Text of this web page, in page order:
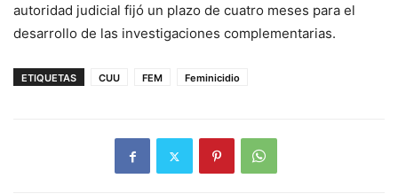
autoridad judicial fijó un plazo de cuatro meses para el
desarrollo de las investigaciones complementarias.
ETIQUETAS CUU FEM Feminicidio